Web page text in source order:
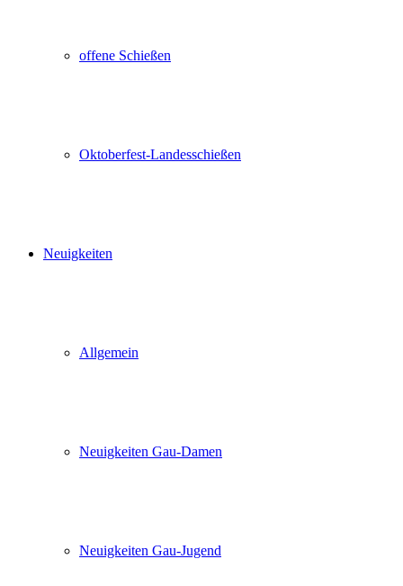
offene Schießen
Oktoberfest-Landesschießen
Neuigkeiten
Allgemein
Neuigkeiten Gau-Damen
Neuigkeiten Gau-Jugend